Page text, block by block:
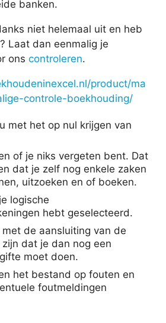
banken.
niet helemaal uit en heb
Laat dan eenmalig je
ons controleren.
product/ma
controle-boekhouding/
met het op nul krijgen van
of je niks vergeten bent. Dat
dat je zelf nog enkele zaken
uitzoeken en of boeken.
logische
hebt geselecteerd.
met de aansluiting van de
dat je dan nog een
moet doen.
het bestand op fouten en
foutmeldingen